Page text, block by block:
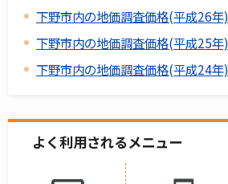
下野市内の地価調査価格(平成26年)
下野市内の地価調査価格(平成25年)
下野市内の地価調査価格(平成24年)
よく利用されるメニュー